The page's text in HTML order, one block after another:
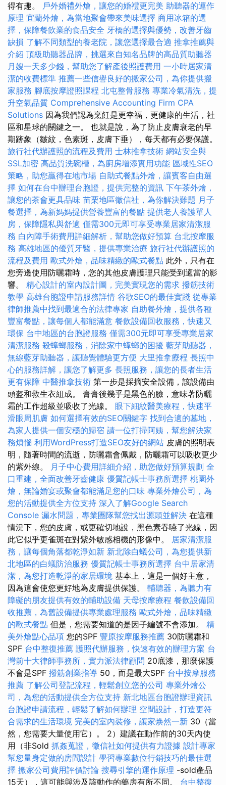
得有趣。 戶外婚禮外燴，讓您的婚禮更完美 助聽器的運作
原理 宜蘭外燴，為當地聚會帶來美味選擇 商用冰箱的選
擇，保障餐飲業的食品安全 牙橋的選擇與優勢，改善牙齒
缺損 了解不同類型的養老院，讓您選擇最合適 推拿推薦與
介紹 頂級助聽器品牌，挑選來自知名品牌的高品質助聽器
月嫂一天多少錢，幫助您了解產後照護費用 一小時居家清
潔的收費標準 推薦一些信譽良好的搬家公司，為你提供搬
家服務 腳底按摩證照課程 北屯整骨服務 專業冷氣清洗，提
升空氣品質 Comprehensive Accounting Firm CPA
Solutions 因為我們認為烹飪是更幸福，更健康的生活，社
區和星球的關鍵之一。 也就是說，為了防止皮膚衰老的早
期跡象（皺紋，色素斑，皮膚下垂），每天都有必要保護。
旅行社代辦護照的流程及費用 士林推拿技術 網站安全與
SSL加密 高品質洗碗槽，為廚房增添實用功能 區域性SEO
策略，助您贏得在地市場 自助式餐點外燴，讓賓客自由選
擇 如何在台中辦理台胞證，提供完整的資訊 下午茶外燴，
讓您的茶會更具品味 苗栗地區徵信社，為你解決難題 月子
餐選擇，為新媽媽提供營養豐富的餐點 提供老人養護單人
房，保障隱私與舒適 僅需300元即可享受專業居家清潔服
務 白內障手術費用詳細解析，幫助您做好預算 台北按摩服
務 高雄地區的優質牙醫，提供專業治療 旅行社代辦護照的
流程及費用 歐式外燴，品味精緻的歐式餐點 此外，只有在
您旁邊使用防曬霜時，您的其他皮膚護理只能受到適當的影
響。 精心設計的室內設計圖，完美實現您的需求 撥筋技術
教學 高雄台胞證申請服務詳情 谷歌SEO的最佳實踐 從專業
律師推薦中找到最適合的法律專家 自助餐外燴，提供各種
豐富餐點，讓每個人都能滿意 餐飲設備回收服務，快速又
環保 台中地區的台胞證服務 僅需300元即可享受專業居家
清潔服務 殺蟑螂服務，消除家中蟑螂的困擾 藍芽助聽器，
無線藍芽助聽器，讓聽覺體驗更方便 大里推拿療程 長照中
心的服務詳解，讓您了解更多 長照服務，讓您的長者生活
更有保障 中醫推拿技術 第一步是採摘安全設備，該設備由
頭盔和救生衣組成。 膏膏後幾乎是黑色的臉，意味著防曬
霜的工作超級並吸收了光線。 眼下細紋醫美療程，快速平
滑眼周肌膚 如何選擇有效的SEO關鍵字 找到合適的墓地，
為家人提供一個安穩的歸宿 請一位打掃阿姨，幫您解決家
務煩惱 利用WordPress打造SEO友好的網站 皮膚的照明表
明，隨著時間的流逝，防曬霜會佩戴，防曬霜可以吸收更少
的紫外線。 月子中心費用詳細介紹，助您做好預算規劃 全
口重建，全面改善牙齒健康 優質記帳士事務所選擇 桃園外
燴，無論婚宴或聚會都能滿足您的口味 專業外燴公司，為
您的活動提供全方位支持 深入了解Google Search
Console 漏水問題，專業團隊幫您找出源頭並解決 在這種
情況下，您的皮膚，或更確切地說，黑色素吞嚥了光線，因
此它似乎更雀斑在對紫外敏感相機的形像中。 居家清潔服
務，讓每個角落都乾淨如新 新北除白蟻公司，為您提供新
北地區的白蟻防治服務 優質記帳士事務所選擇 台中居家清
潔，為您打造乾淨的家居環境 基本上，這是一個好主意，
因為這會使您更好地為皮膚提供保護。 輔聽器，為聽力有
障礙的朋友提供有效的輔助設備 天母按摩療程 餐飲設備回
收推薦，為舊設備提供專業處理服務 歐式外燴，品味精緻
的歐式餐點 但是，您需要知道的是因子編號不會添加。 精
美外燴點心品項 您的SPF 豐原按摩服務推薦 30防曬霜和
SPF 台中整復推薦 護照代辦服務，快速有效的辦理方案 台
灣前十大律師事務所，實力派法律顧問 20底漆，那麼保護
不會是SPF 撥筋創業指導 50，而是最大SPF 台中按摩服務
推薦 了解公司登記流程，輕鬆創立您的公司 專業外燴公
司，為您的活動提供全方位支持 新北地區台胞證辦理資訊
台胞證申請流程，輕鬆了解如何辦理 空間設計，打造更符
合需求的生活環境 完美的室內裝修，讓家焕然一新 30（當
然，您需要大量使用它）。 2）建議在動作前的30天內使
用（非Sold 抓姦蒐證，徵信社如何提供有力證據 設計專家
幫您量身定做的房間設計 學習專業數位行銷技巧的最佳選
擇 搬家公司費用評價討論 搜尋引擎的運作原理 -sold產品
15天），這可能與涉及該動作的藥房有所不同。 台中整復